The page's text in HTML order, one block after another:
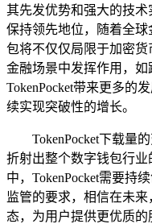
其先发优势和强大的技
保持领先地位，随着全
包将不仅仅局限于加密
金融场景中发挥作用，
TokenPocket带来更多的
续实现突破性的增长。
TokenPocket下载量
折射出整个数字钱包行
中，TokenPocket需要持
监管的要求，相信在未来
态，为用户提供更优质